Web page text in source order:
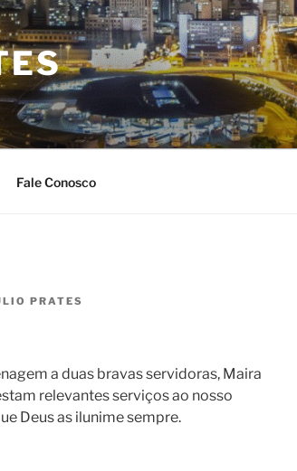
Fale Conosco
PRATES
a duas bravas servidoras, Maira
relevantes serviços ao nosso
Deus as ilunime sempre.